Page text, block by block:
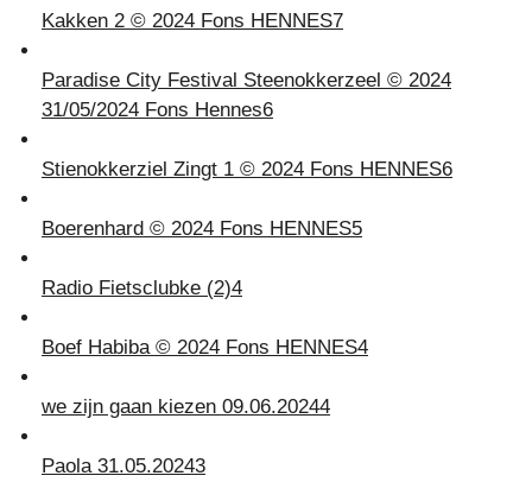
Kakken 2 © 2024 Fons HENNES7
Paradise City Festival Steenokkerzeel © 2024
31/05/2024 Fons Hennes6
Stienokkerziel Zingt 1 © 2024 Fons HENNES6
Boerenhard © 2024 Fons HENNES5
Radio Fietsclubke (2)4
Boef Habiba © 2024 Fons HENNES4
we zijn gaan kiezen 09.06.20244
Paola 31.05.20243